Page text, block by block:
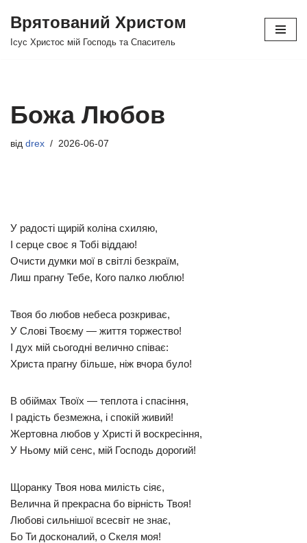
Перейти
Врятований Христом
Ісус Христос мій Господь та Спаситель
Божа Любов
від drex 2026-06-07
У радості щирій коліна схиляю,
І серце своє я Тобі віддаю!
Очисти думки мої в світлі безкраїм,
Лиш прагну Тебе, Кого палко люблю!
Твоя бо любов небеса розкриває,
У Слові Твоєму — життя торжество!
І дух мій сьогодні велично співає:
Христа прагну більше, ніж вчора було!
В обіймах Твоїх — теплота і спасіння,
І радість безмежна, і спокій живий!
Жертовна любов у Христі й воскресіння,
У Ньому мій сенс, мій Господь дорогий!
Щоранку Твоя нова милість сіяє,
Велична й прекрасна бо вірність Твоя!
Любові сильнішої всесвіт не знає,
Бо Ти досконалий, о Скеля моя!